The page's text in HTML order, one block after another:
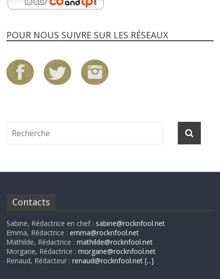
POUR NOUS SUIVRE SUR LES RÉSEAUX
Contacts
Sabine, Rédactrice en chef : sabine@rocknfool.net
Emma, Rédactrice :emma@rocknfool.net
Mathilde, Rédactrice :mathilde@rocknfool.net
Morgane, Rédactrice :morgane@rocknfool.net
Renaud, Rédacteur :renaud@rocknfool.net [...]